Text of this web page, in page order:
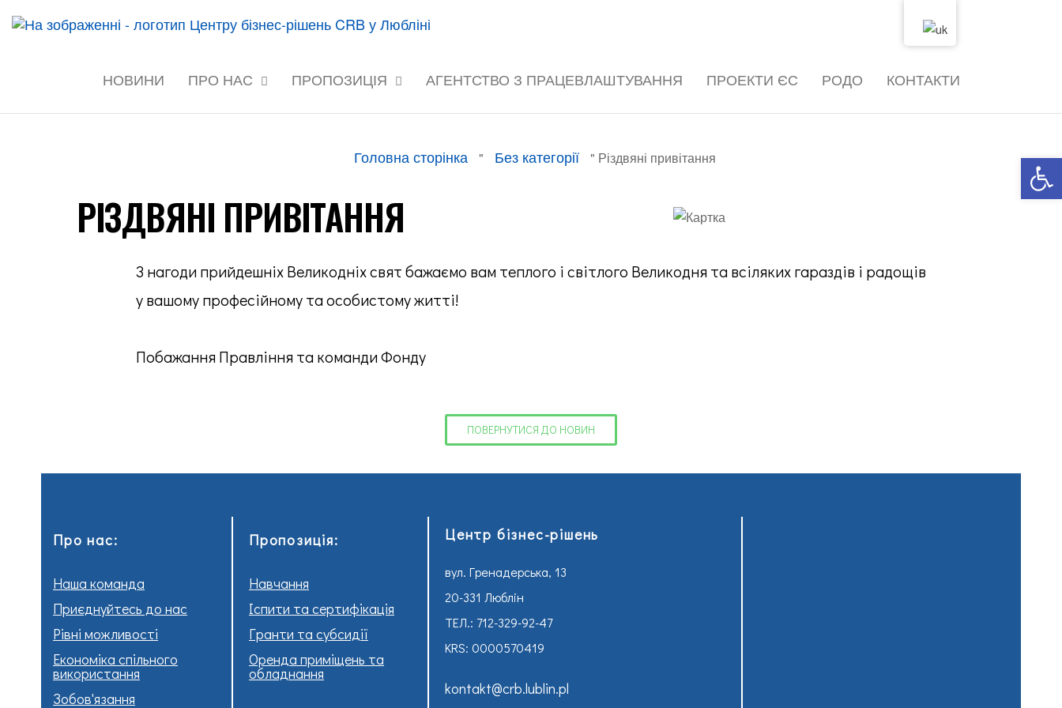
accessibility/modules/core/components/skip-link.php
на сайті
> Перейти до змісту
Lublin
НОВИНИ ПРО НАС ПРОПОЗИЦІЯ АГЕНТСТВО З ПРАЦЕВЛАШТУВАННЯ ПРОЕКТИ ЄС РОДО КОНТАКТИ
Головна сторінка " Без категорії " Різдвяні привітання
РІЗДВЯНІ ПРИВІТАННЯ
З нагоди прийдешніх Великодніх свят бажаємо вам теплого і світлого Великодня та всіляких гараздів і радощів
у вашому професійному та особистому житті!
Побажання Правління та команди Фонду
ПОВЕРНУТИСЯ ДО НОВИН
Про нас:
Наша команда
Приєднуйтесь до нас
Рівні можливості
Економіка спільного
використання
Зобов'язання
Пропозиція:
Навчання
Іспити та сертифікація
Гранти та субсидії
Оренда приміщень та
обладнання
Центр бізнес-рішень
вул. Гренадерська, 13
20-331 Люблін
ТЕЛ.: 712-329-92-47
KRS: 0000570419
kontakt@crb.lublin.pl
Відкрити панель інструментів